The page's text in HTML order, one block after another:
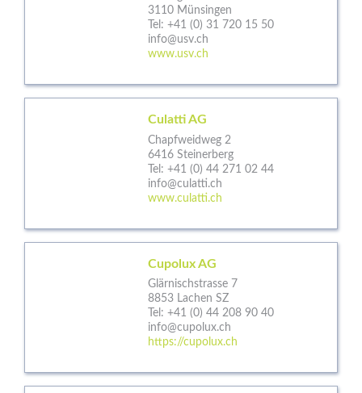
3110 Münsingen
Tel: +41 (0) 31 720 15 50
info@usv.ch
www.usv.ch
Culatti AG
Chapfweidweg 2
6416 Steinerberg
Tel: +41 (0) 44 271 02 44
info@culatti.ch
www.culatti.ch
Cupolux AG
Glärnischstrasse 7
8853 Lachen SZ
Tel: +41 (0) 44 208 90 40
info@cupolux.ch
https://cupolux.ch